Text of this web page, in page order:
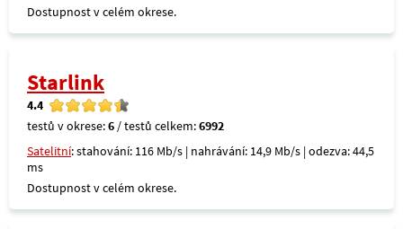
Dostupnost v celém okrese.
Starlink
4.4
testů v okrese:6 / testů celkem:6992
Satelitní: stahování: 116 Mb/s | nahrávání: 14,9 Mb/s | odezva: 44,5
ms
Dostupnost v celém okrese.